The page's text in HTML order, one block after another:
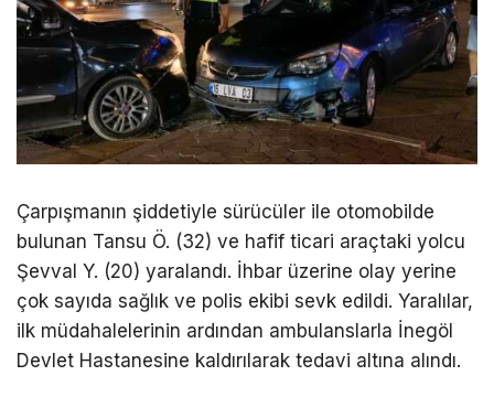
Çarpışmanın şiddetiyle sürücüler ile otomobilde
bulunan Tansu Ö. (32) ve hafif ticari araçtaki yolcu
Şevval Y. (20) yaralandı. İhbar üzerine olay yerine
çok sayıda sağlık ve polis ekibi sevk edildi. Yaralılar,
ilk müdahalelerinin ardından ambulanslarla İnegöl
Devlet Hastanesine kaldırılarak tedavi altına alındı.